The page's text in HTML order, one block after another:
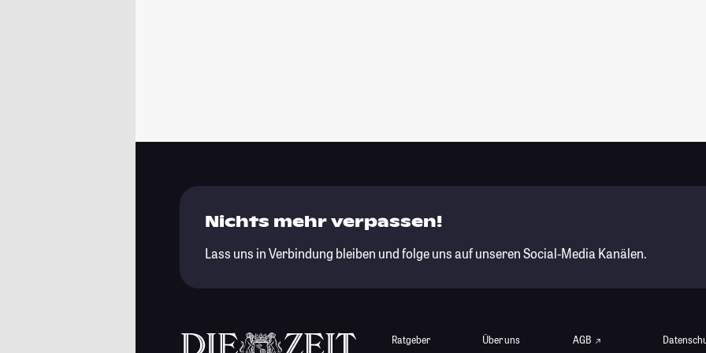
Nichts mehr verpassen!
Lass uns in Verbindung bleiben und folge uns auf unseren Social-Media Kanälen.
Ratgeber Über uns AGB